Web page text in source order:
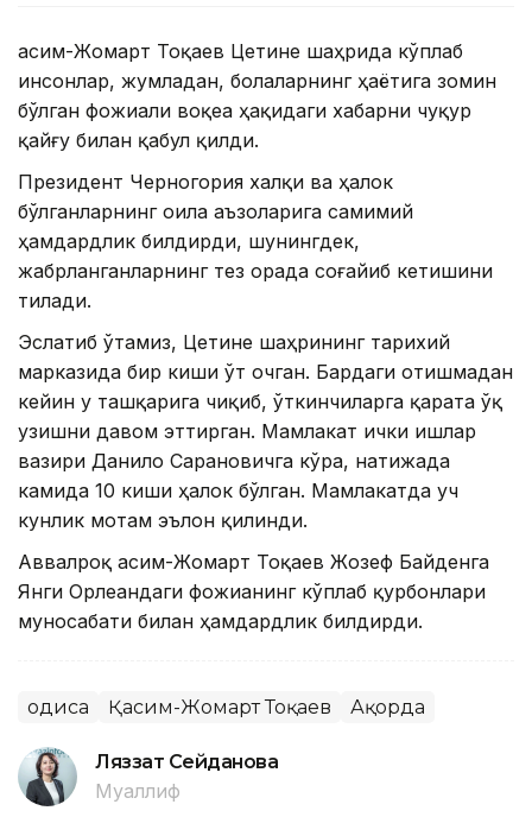
Қасим-Жомарт Тоқаев Цетине шаҳрида кўплаб
инсонлар, жумладан, болаларнинг ҳаётига зомин
бўлган фожиали воқеа ҳақидаги хабарни чуқур
қайғу билан қабул қилди.
Президент Черногория халқи ва ҳалок
бўлганларнинг оила аъзоларига самимий
ҳамдардлик билдирди, шунингдек,
жабрланганларнинг тез орада соғайиб кетишини
тилади.
Эслатиб ўтамиз, Цетине шаҳрининг тарихий
марказида бир киши ўт очган. Бардаги отишмадан
кейин у ташқарига чиқиб, ўткинчиларга қарата ўқ
узишни давом эттирган. Мамлакат ички ишлар
вазири Данило Сарановичга кўра, натижада
камида 10 киши ҳалок бўлган. Мамлакатда уч
кунлик мотам эълон қилинди.
Аввалроқ Қасим-Жомарт Тоқаев Жозеф Байденга
Янги Орлеандаги фожианинг кўплаб қурбонлари
муносабати билан ҳамдардлик билдирди.
Ҳодиса Қасим-Жомарт Тоқаев Ақорда
Ляззат Сейданова
Муаллиф